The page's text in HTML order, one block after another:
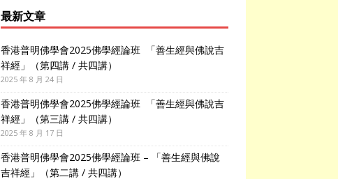
最新文章
香港普明佛學會2025佛學經論班 「善生經與佛說吉
祥經」（第四講 / 共四講）
2025 年 8 月 24 日
香港普明佛學會2025佛學經論班 「善生經與佛說吉
祥經」（第三講 / 共四講）
2025 年 8 月 17 日
香港普明佛學會2025佛學經論班 – 「善生經與佛說
吉祥經」（第二講 / 共四講）